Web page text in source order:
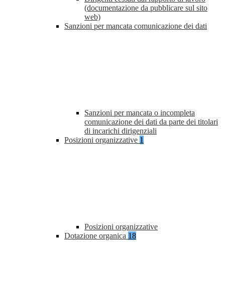
(documentazione da pubblicare sul sito
web)
Sanzioni per mancata comunicazione dei dati
Sanzioni per mancata o incompleta
comunicazione dei dati da parte dei titolari
di incarichi dirigenziali
Posizioni organizzative 1
Posizioni organizzative
Dotazione organica 18